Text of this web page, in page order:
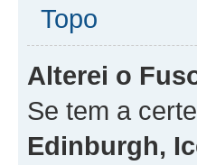
Topo
Alterei o
Se tem a
Edinburgh,